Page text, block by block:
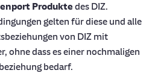
Produkte des DIZ.
gelten für diese und alle
von DIZ mit
ohne dass es einer nochmaligen
bedarf.